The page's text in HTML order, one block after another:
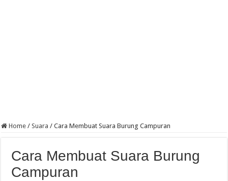
Home / Suara / Cara Membuat Suara Burung Campuran
Cara Membuat Suara Burung
Campuran